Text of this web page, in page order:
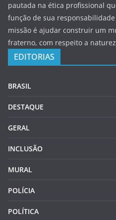
pautada na ética profissional
função de sua
missão é ajudar construir um
fraterno, com respeito a
EDITORIAS
BRASIL
DESTAQUE
GERAL
INCLUSÃO
MURAL
POLÍCIA
POLÍTICA